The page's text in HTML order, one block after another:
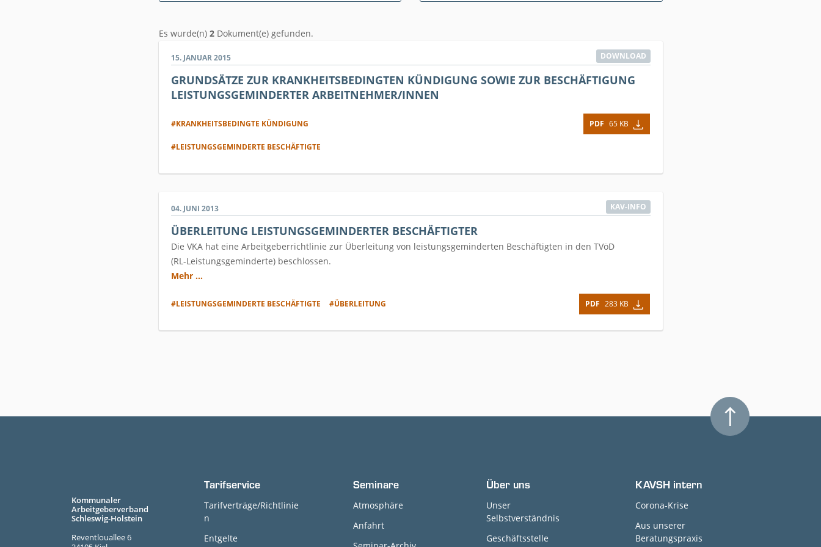
Es wurde(n) 2Dokument(e) gefunden.
15. JANUAR 2015 DOWNLOAD
GRUNDSÄTZE ZUR KRANKHEITSBEDINGTEN KÜNDIGUNG SOWIE ZUR BESCHÄFTIGUNG
LEISTUNGSGEMINDERTER ARBEITNEHMER/INNEN
#KRANKHEITSBEDINGTE KÜNDIGUNG
#LEISTUNGSGEMINDERTE BESCHÄFTIGTE
PDF 65 KB
04. JUNI 2013 KAV-INFO
ÜBERLEITUNG LEISTUNGSGEMINDERTER BESCHÄFTIGTER
Die VKA hat eine Arbeitgeberrichtlinie zur Überleitung von leistungsgeminderten Beschäftigten in den TVöD
(RL-Leistungsgeminderte) beschlossen.
Mehr ...
#LEISTUNGSGEMINDERTE BESCHÄFTIGTE #ÜBERLEITUNG PDF 283 KB
Kommunaler
Arbeitgeberverband
Schleswig-Holstein
Reventlouallee 6
Tarifservice
Tarifverträge/Richtlinie
n
Entgelte
Seminare
Atmosphäre
Anfahrt
Über uns
Unser
Selbstverständnis
Geschäftsstelle
KAVSH intern
Corona-Krise
Aus unserer
Beratungspraxis